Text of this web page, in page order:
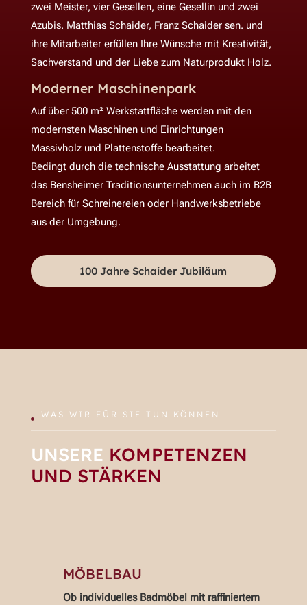
zwei Meister, vier Gesellen, eine Gesellin und zwei
Azubis. Matthias Schaider, Franz Schaider sen. und
ihre Mitarbeiter erfüllen Ihre Wünsche mit Kreativität,
Sachverstand und der Liebe zum Naturprodukt Holz.
Moderner Maschinenpark
Auf über 500 m² Werkstattfläche werden mit den
modernsten Maschinen und Einrichtungen
Massivholz und Plattenstoffe bearbeitet.
Bedingt durch die technische Ausstattung arbeitet
das Bensheimer Traditionsunternehmen auch im B2B
Bereich für Schreinereien oder Handwerksbetriebe
aus der Umgebung.
100 Jahre Schaider Jubiläum
 WAS WIR FÜR SIE TUN KÖNNEN
UNSERE KOMPETENZEN
UND STÄRKEN
MÖBELBAU
Ob individuelles Badmöbel mit raffiniertem